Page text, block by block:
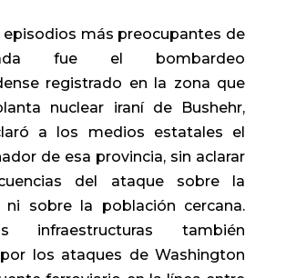
episodios más preocupantes de
fue el bombardeo
registrado en la zona que
nuclear iraní de Bushehr,
a los medios estatales el
de esa provincia, sin aclarar
del ataque sobre la
ni sobre la población cercana.
infraestructuras también
los ataques de Washington